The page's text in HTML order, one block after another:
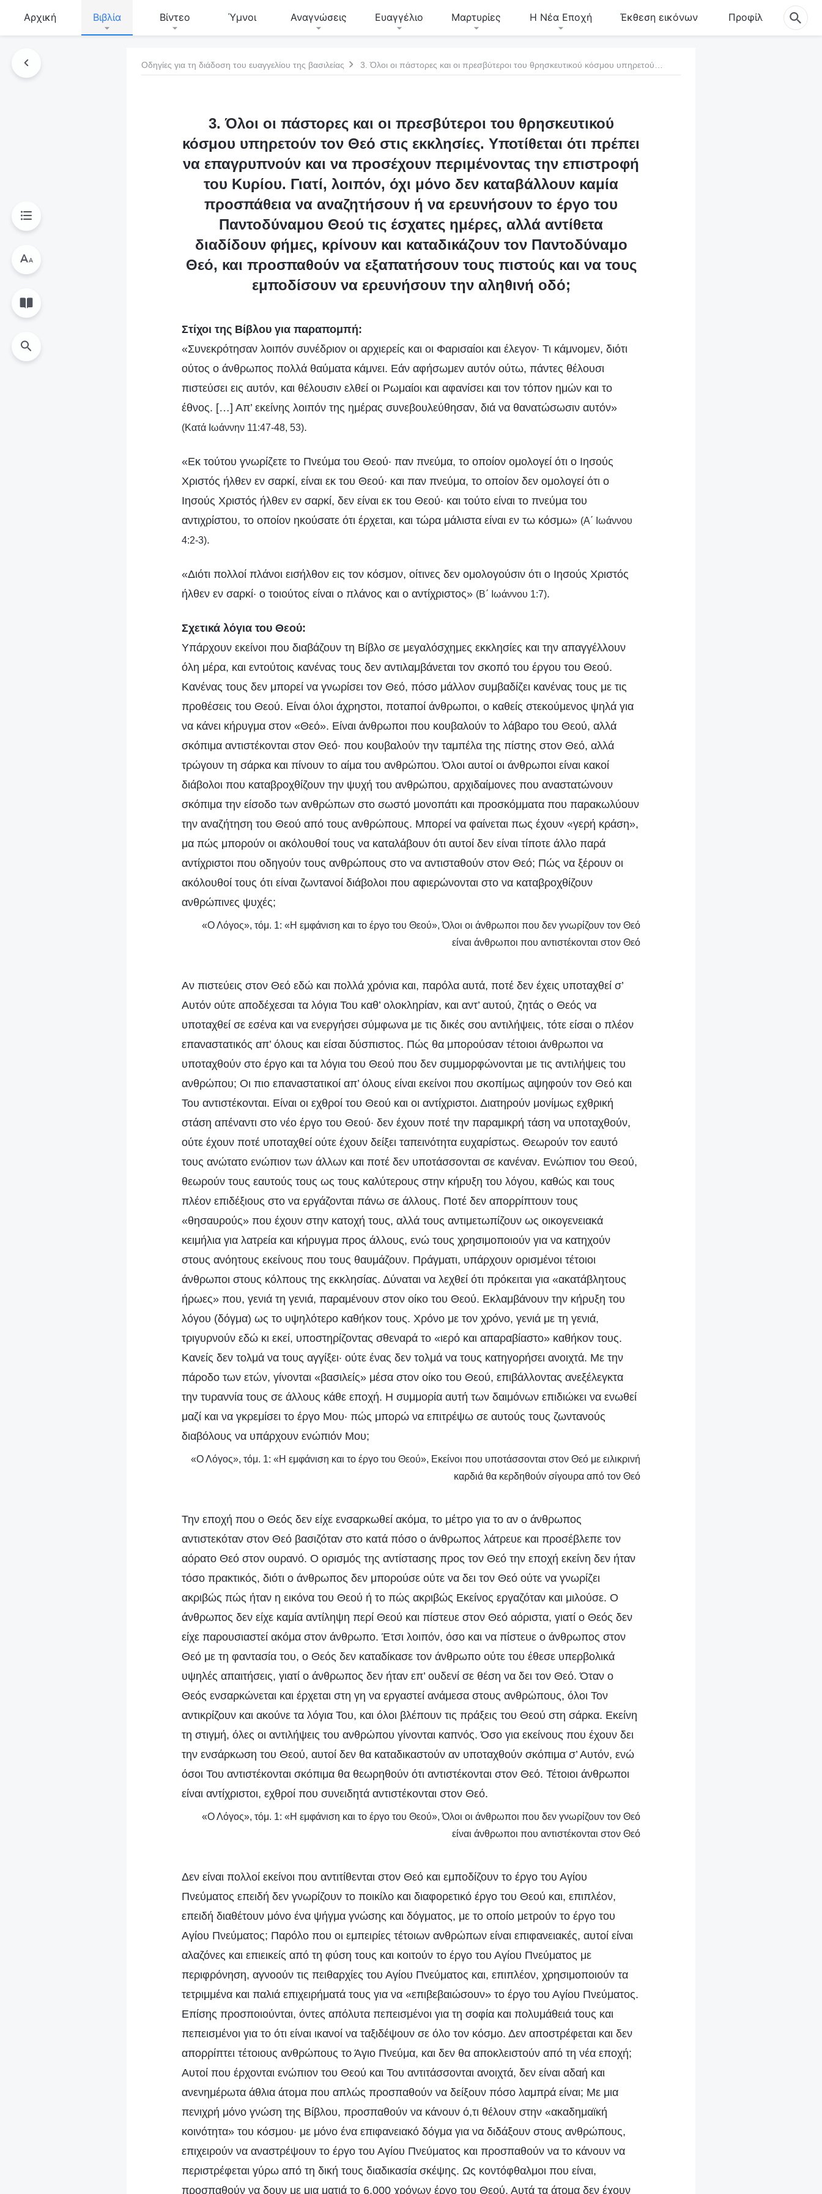
Αρχική Βιβλία Βίντεο Ύμνοι Αναγνώσεις Ευαγγέλιο Μαρτυρίες Η Νέα Εποχή Έκθεση εικόνων Προφίλ
Οδηγίες για τη διάδοση του ευαγγελίου της βασιλείας
3. Όλοι οι πάστορες και οι πρεσβύτεροι του θρησκευτικού
κόσμου υπηρετούν τον Θεό στις εκκλησίες. Υποτίθεται ότι πρέπει
να επαγρυπνούν και να προσέχουν περιμένοντας την επιστροφή
του Κυρίου. Γιατί, λοιπόν, όχι μόνο δεν καταβάλλουν καμία
προσπάθεια να αναζητήσουν ή να ερευνήσουν το έργο του
Παντοδύναμου Θεού τις έσχατες ημέρες, αλλά αντίθετα
διαδίδουν φήμες, κρίνουν και καταδικάζουν τον Παντοδύναμο
Θεό, και προσπαθούν να εξαπατήσουν τους πιστούς και να τους
εμποδίσουν να ερευνήσουν την αληθινή οδό;
Στίχοι της Βίβλου για παραπομπή:
«Συνεκρότησαν λοιπόν συνέδριον οι αρχιερείς και οι Φαρισαίοι και έλεγον· Τι κάμνομεν, διότι
ούτος ο άνθρωπος πολλά θαύματα κάμνει. Εάν αφήσωμεν αυτόν ούτω, πάντες θέλουσι
πιστεύσει εις αυτόν, και θέλουσιν ελθεί οι Ρωμαίοι και αφανίσει και τον τόπον ημών και το
έθνος. […] Απ’ εκείνης λοιπόν της ημέρας συνεβουλεύθησαν, διά να θανατώσωσιν αυτόν»
(Κατά Ιωάννην 11:47-48, 53).
«Εκ τούτου γνωρίζετε το Πνεύμα του Θεού· παν πνεύμα, το οποίον ομολογεί ότι ο Ιησούς
Χριστός ήλθεν εν σαρκί, είναι εκ του Θεού· και παν πνεύμα, το οποίον δεν ομολογεί ότι ο
Ιησούς Χριστός ήλθεν εν σαρκί, δεν είναι εκ του Θεού· και τούτο είναι το πνεύμα του
αντιχρίστου, το οποίον ηκούσατε ότι έρχεται, και τώρα μάλιστα είναι εν τω κόσμω» (Α΄ Ιωάννου
4:2-3).
«Διότι πολλοί πλάνοι εισήλθον εις τον κόσμον, οίτινες δεν ομολογούσιν ότι ο Ιησούς Χριστός
ήλθεν εν σαρκί· ο τοιούτος είναι ο πλάνος και ο αντίχριστος» (Β΄ Ιωάννου 1:7).
Σχετικά λόγια του Θεού:
Υπάρχουν εκείνοι που διαβάζουν τη Βίβλο σε μεγαλόσχημες εκκλησίες και την απαγγέλλουν
όλη μέρα, και εντούτοις κανένας τους δεν αντιλαμβάνεται τον σκοπό του έργου του Θεού.
Κανένας τους δεν μπορεί να γνωρίσει τον Θεό, πόσο μάλλον συμβαδίζει κανένας τους με τις
προθέσεις του Θεού. Είναι όλοι άχρηστοι, ποταποί άνθρωποι, ο καθείς στεκούμενος ψηλά για
να κάνει κήρυγμα στον «Θεό». Είναι άνθρωποι που κουβαλούν το λάβαρο του Θεού, αλλά
σκόπιμα αντιστέκονται στον Θεό· που κουβαλούν την ταμπέλα της πίστης στον Θεό, αλλά
τρώγουν τη σάρκα και πίνουν το αίμα του ανθρώπου. Όλοι αυτοί οι άνθρωποι είναι κακοί
διάβολοι που καταβροχθίζουν την ψυχή του ανθρώπου, αρχιδαίμονες που αναστατώνουν
σκόπιμα την είσοδο των ανθρώπων στο σωστό μονοπάτι και προσκόμματα που παρακωλύουν
την αναζήτηση του Θεού από τους ανθρώπους. Μπορεί να φαίνεται πως έχουν «γερή κράση»,
μα πώς μπορούν οι ακόλουθοί τους να καταλάβουν ότι αυτοί δεν είναι τίποτε άλλο παρά
αντίχριστοι που οδηγούν τους ανθρώπους στο να αντισταθούν στον Θεό; Πώς να ξέρουν οι
ακόλουθοί τους ότι είναι ζωντανοί διάβολοι που αφιερώνονται στο να καταβροχθίζουν
ανθρώπινες ψυχές;
«Ο Λόγος», τόμ. 1: «Η εμφάνιση και το έργο του Θεού», Όλοι οι άνθρωποι που δεν γνωρίζουν τον Θεό
είναι άνθρωποι που αντιστέκονται στον Θεό
Αν πιστεύεις στον Θεό εδώ και πολλά χρόνια και, παρόλα αυτά, ποτέ δεν έχεις υποταχθεί σ’
Αυτόν ούτε αποδέχεσαι τα λόγια Του καθ’ ολοκληρίαν, και αντ’ αυτού, ζητάς ο Θεός να
υποταχθεί σε εσένα και να ενεργήσει σύμφωνα με τις δικές σου αντιλήψεις, τότε είσαι ο πλέον
επαναστατικός απ’ όλους και είσαι δύσπιστος. Πώς θα μπορούσαν τέτοιοι άνθρωποι να
υποταχθούν στο έργο και τα λόγια του Θεού που δεν συμμορφώνονται με τις αντιλήψεις του
ανθρώπου; Οι πιο επαναστατικοί απ’ όλους είναι εκείνοι που σκοπίμως αψηφούν τον Θεό και
Του αντιστέκονται. Είναι οι εχθροί του Θεού και οι αντίχριστοι. Διατηρούν μονίμως εχθρική
στάση απέναντι στο νέο έργο του Θεού· δεν έχουν ποτέ την παραμικρή τάση να υποταχθούν,
ούτε έχουν ποτέ υποταχθεί ούτε έχουν δείξει ταπεινότητα ευχαρίστως. Θεωρούν τον εαυτό
τους ανώτατο ενώπιον των άλλων και ποτέ δεν υποτάσσονται σε κανέναν. Ενώπιον του Θεού,
θεωρούν τους εαυτούς τους ως τους καλύτερους στην κήρυξη του λόγου, καθώς και τους
πλέον επιδέξιους στο να εργάζονται πάνω σε άλλους. Ποτέ δεν απορρίπτουν τους
«θησαυρούς» που έχουν στην κατοχή τους, αλλά τους αντιμετωπίζουν ως οικογενειακά
κειμήλια για λατρεία και κήρυγμα προς άλλους, ενώ τους χρησιμοποιούν για να κατηχούν
στους ανόητους εκείνους που τους θαυμάζουν. Πράγματι, υπάρχουν ορισμένοι τέτοιοι
άνθρωποι στους κόλπους της εκκλησίας. Δύναται να λεχθεί ότι πρόκειται για «ακατάβλητους
ήρωες» που, γενιά τη γενιά, παραμένουν στον οίκο του Θεού. Εκλαμβάνουν την κήρυξη του
λόγου (δόγμα) ως το υψηλότερο καθήκον τους. Χρόνο με τον χρόνο, γενιά με τη γενιά,
τριγυρνούν εδώ κι εκεί, υποστηρίζοντας σθεναρά το «ιερό και απαραβίαστο» καθήκον τους.
Κανείς δεν τολμά να τους αγγίξει· ούτε ένας δεν τολμά να τους κατηγορήσει ανοιχτά. Με την
πάροδο των ετών, γίνονται «βασιλείς» μέσα στον οίκο του Θεού, επιβάλλοντας ανεξέλεγκτα
την τυραννία τους σε άλλους κάθε εποχή. Η συμμορία αυτή των δαιμόνων επιδιώκει να ενωθεί
μαζί και να γκρεμίσει το έργο Μου· πώς μπορώ να επιτρέψω σε αυτούς τους ζωντανούς
διαβόλους να υπάρχουν ενώπιόν Μου;
«Ο Λόγος», τόμ. 1: «Η εμφάνιση και το έργο του Θεού», Εκείνοι που υποτάσσονται στον Θεό με ειλικρινή
καρδιά θα κερδηθούν σίγουρα από τον Θεό
Την εποχή που ο Θεός δεν είχε ενσαρκωθεί ακόμα, το μέτρο για το αν ο άνθρωπος
αντιστεκόταν στον Θεό βασιζόταν στο κατά πόσο ο άνθρωπος λάτρευε και προσέβλεπε τον
αόρατο Θεό στον ουρανό. Ο ορισμός της αντίστασης προς τον Θεό την εποχή εκείνη δεν ήταν
τόσο πρακτικός, διότι ο άνθρωπος δεν μπορούσε ούτε να δει τον Θεό ούτε να γνωρίζει
ακριβώς πώς ήταν η εικόνα του Θεού ή το πώς ακριβώς Εκείνος εργαζόταν και μιλούσε. Ο
άνθρωπος δεν είχε καμία αντίληψη περί Θεού και πίστευε στον Θεό αόριστα, γιατί ο Θεός δεν
είχε παρουσιαστεί ακόμα στον άνθρωπο. Έτσι λοιπόν, όσο και να πίστευε ο άνθρωπος στον
Θεό με τη φαντασία του, ο Θεός δεν καταδίκασε τον άνθρωπο ούτε του έθεσε υπερβολικά
υψηλές απαιτήσεις, γιατί ο άνθρωπος δεν ήταν επ’ ουδενί σε θέση να δει τον Θεό. Όταν ο
Θεός ενσαρκώνεται και έρχεται στη γη να εργαστεί ανάμεσα στους ανθρώπους, όλοι Τον
αντικρίζουν και ακούνε τα λόγια Του, και όλοι βλέπουν τις πράξεις του Θεού στη σάρκα. Εκείνη
τη στιγμή, όλες οι αντιλήψεις του ανθρώπου γίνονται καπνός. Όσο για εκείνους που έχουν δει
την ενσάρκωση του Θεού, αυτοί δεν θα καταδικαστούν αν υποταχθούν σκόπιμα σ’ Αυτόν, ενώ
όσοι Του αντιστέκονται σκόπιμα θα θεωρηθούν ότι αντιστέκονται στον Θεό. Τέτοιοι άνθρωποι
είναι αντίχριστοι, εχθροί που συνειδητά αντιστέκονται στον Θεό.
«Ο Λόγος», τόμ. 1: «Η εμφάνιση και το έργο του Θεού», Όλοι οι άνθρωποι που δεν γνωρίζουν τον Θεό
είναι άνθρωποι που αντιστέκονται στον Θεό
Δεν είναι πολλοί εκείνοι που αντιτίθενται στον Θεό και εμποδίζουν το έργο του Αγίου
Πνεύματος επειδή δεν γνωρίζουν το ποικίλο και διαφορετικό έργο του Θεού και, επιπλέον,
επειδή διαθέτουν μόνο ένα ψήγμα γνώσης και δόγματος, με το οποίο μετρούν το έργο του
Αγίου Πνεύματος; Παρόλο που οι εμπειρίες τέτοιων ανθρώπων είναι επιφανειακές, αυτοί είναι
αλαζόνες και επιεικείς από τη φύση τους και κοιτούν το έργο του Αγίου Πνεύματος με
περιφρόνηση, αγνοούν τις πειθαρχίες του Αγίου Πνεύματος και, επιπλέον, χρησιμοποιούν τα
τετριμμένα και παλιά επιχειρήματά τους για να «επιβεβαιώσουν» το έργο του Αγίου Πνεύματος.
Επίσης προσποιούνται, όντες απόλυτα πεπεισμένοι για τη σοφία και πολυμάθειά τους και
πεπεισμένοι για το ότι είναι ικανοί να ταξιδέψουν σε όλο τον κόσμο. Δεν αποστρέφεται και δεν
απορρίπτει τέτοιους ανθρώπους το Άγιο Πνεύμα, και δεν θα αποκλειστούν από τη νέα εποχή;
Αυτοί που έρχονται ενώπιον του Θεού και Του αντιτάσσονται ανοιχτά, δεν είναι αδαή και
ανενημέρωτα άθλια άτομα που απλώς προσπαθούν να δείξουν πόσο λαμπρά είναι; Με μια
πενιχρή μόνο γνώση της Βίβλου, προσπαθούν να κάνουν ό,τι θέλουν στην «ακαδημαϊκή
κοινότητα» του κόσμου· με μόνο ένα επιφανειακό δόγμα για να διδάξουν στους ανθρώπους,
επιχειρούν να αναστρέψουν το έργο του Αγίου Πνεύματος και προσπαθούν να το κάνουν να
περιστρέφεται γύρω από τη δική τους διαδικασία σκέψης. Ως κοντόφθαλμοι που είναι,
προσπαθούν να δουν με μια ματιά το 6.000 χρόνων έργο του Θεού. Αυτά τα άτομα δεν έχουν